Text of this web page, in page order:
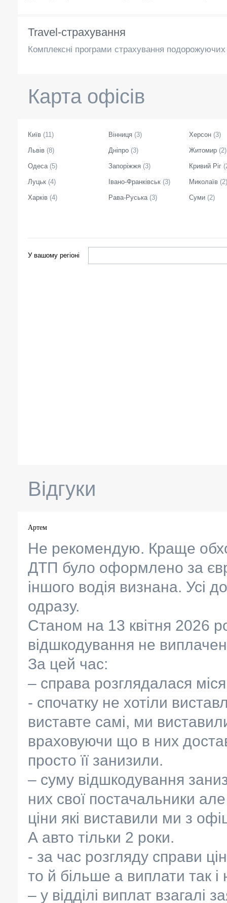
Travel-страхування
Комплексні програми страхування
Карта офісів
Київ (11)
Львів (8)
Одеса(5)
Луцьк (4)
Харків (4)
Вінниця (3)
Дніпро (3)
Запоріжжя (3)
Івано-Франківськ (3)
Рава-Руська(3)
Херсон (3)
Житомир (2)
Кривий Ріг (
Миколаїв (2)
Суми (2)
У вашому регіоні
Відгуки
Артем
Не рекомендую. Краще
ДТП було оформлено за
іншого водія визнана. Усі
одразу.
Станом на 13 квітня 2026
відшкодування не
За цей час:
– справа розглядалася
- спочатку не хотіли
виставте самі, ми
враховуючи що в них
просто її занизили.
– суму відшкодування
них свої постачальники
ціни які виставили ми з
А авто тільки 2 роки.
- за час розгляду справи
то й більше а виплати так і
– у відділі виплат